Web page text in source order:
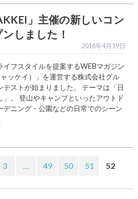
」主催の新しいコン
しました！
2016年4月19日
イフスタイルを提案するWEBマガジン
ャッケイ）」を運営する株式会社グル
テストが始まりました。 テーマは「日
。 登山やキャンプといったアウトド
デニング・公園などの日常でのシーン
3 49 50 51 52